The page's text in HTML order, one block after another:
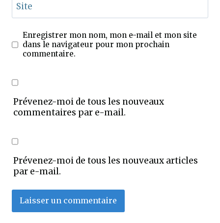
Site
Enregistrer mon nom, mon e-mail et mon site
dans le navigateur pour mon prochain
commentaire.
Prévenez-moi de tous les nouveaux
commentaires par e-mail.
Prévenez-moi de tous les nouveaux articles
par e-mail.